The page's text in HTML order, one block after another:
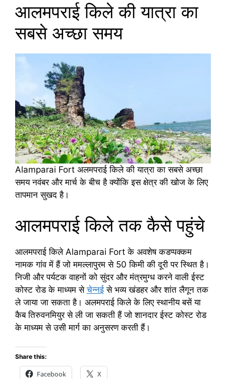
आलमपराई किले की यात्रा का
सबसे अच्छा समय
Alamparai Fort अलमपराई किले की यात्रा का सबसे अच्छा
समय नवंबर और मार्च के बीच है क्योंकि इस क्षेत्र की खोज के लिए
तापमान सुखद है।
आलमपराई किले तक कैसे पहुंचे
आलमपराई किले Alamparai Fort के अवशेष कडप्पक्कम
नामक गांव में हैं जो ममल्लापुरम से 50 किमी की दूरी पर स्थित है।
निजी और पर्यटक वाहनों को सुंदर और मंत्रमुग्ध करने वाली ईस्ट
कोस्ट रोड के माध्यम सेचेन्नई से भव्य खंडहर और शांत लैगून तक
ले जाया जा सकता है। अलमपराई किले के लिए स्थानीय बसें या
कैब तिरुवनमियुर से ली जा सकती हैं जो शानदार ईस्ट कोस्ट रोड
के माध्यम से उसी मार्ग का अनुसरण करती हैं।
Share this:
Facebook X